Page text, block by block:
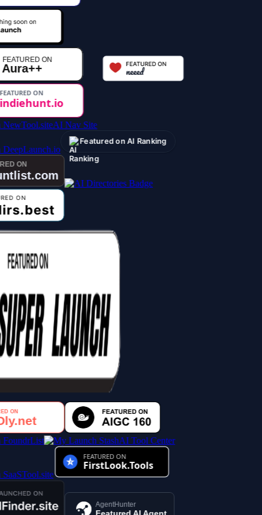
AI Nav Site
Featured on AI Ranking
AI Tool Center
AgentHunter